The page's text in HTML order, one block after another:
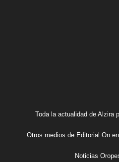
Toda la actualidad de Alzira
Otros medios de Editorial On
Noticias